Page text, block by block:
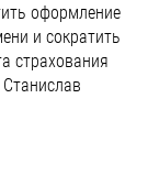
оформление
и сократить
страхования